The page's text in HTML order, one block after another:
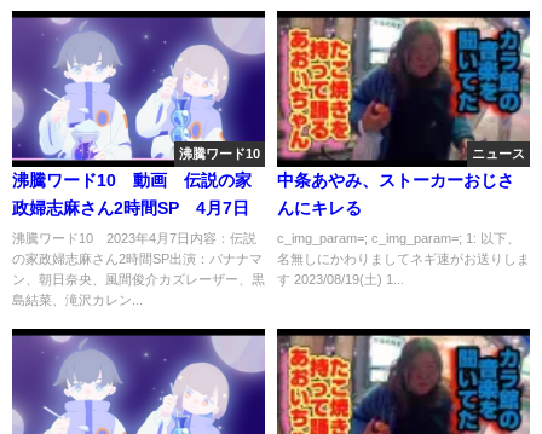
沸騰ワード10
沸騰ワード10 動画 伝説の家
政婦志麻さん2時間SP 4月7日
沸騰ワード10 2023年4月7日内容：伝説
の家政婦志麻さん2時間SP出演：バナナマ
ン、朝日奈央、風間俊介カズレーザー、黒
島結菜、滝沢カレン...
ニュース
中条あやみ、ストーカーおじさ
んにキレる
c_img_param=; c_img_param=; 1: 以下、
名無しにかわりましてネギ速がお送りしま
す 2023/08/19(土) 1...